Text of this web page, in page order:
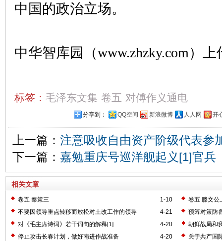
中国的政治立场。
中华智库园（www.zhzky.com）上
标签： 毛泽东文集 卷五 对傅作义通电
分享到： QQ空间 新浪微博 人人网 开
上一篇： 注意吸收自由资产阶级代表参
下一篇： 嘉勉重庆号巡洋舰起义[1]官兵
相关文章
1-10
卷五 秦策三
卷五 滕文公
4-21
不要因领导重点转移而放松对土改工作的领导
预筹对策防
4-20
对《毛主席诗词》若干词句的解释[1]
朝鲜战局和
4-20
停止攻击长春计划，做好南进作战准备
关于共产国